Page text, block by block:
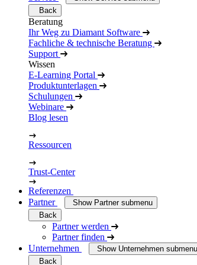
Back
Beratung
Ihr Weg zu Diamant Software
Fachliche & technische Beratung
Support
Wissen
E-Learning Portal
Produktunterlagen
Schulungen
Webinare
Blog lesen
Ressourcen
Trust-Center
Referenzen
Partner
Show Partner submenu
Back
Partner werden
Partner finden
Unternehmen
Show Unternehmen submenu
Back